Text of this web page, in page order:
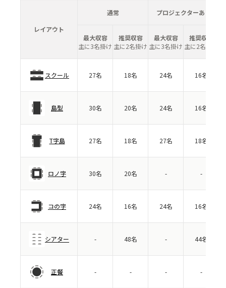
レイアウト
通常 プロジェクターあり
最大収容
主に3名掛け
推奨収容
主に2名掛け
最大収容
主に3名掛け
推奨収容
主に2名掛け
スクール 27名 18名 24名 16名
島型 30名 20名 24名 16名
T字島 27名 18名 27名 18名
ロノ字 30名 20名 - -
コの字 24名 16名 24名 16名
シアター - 48名 - 44名
正餐 - - - -